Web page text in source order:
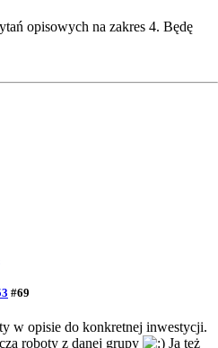
opisowych na zakres 4. Będę
#69
w opisie do konkretnej inwestycji.
roboty z danej grupy
Ja też